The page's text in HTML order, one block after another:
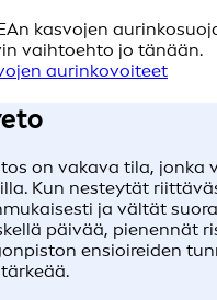
kasvojen
vaihtoehto jo tänään.
aurinkovoiteet
on vakava tila, jonka
Kun nesteytät
ja vältät
päivää, pienennät
ensioireiden